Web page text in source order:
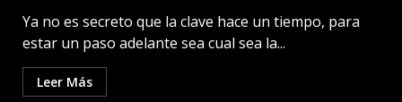
Ya no es secreto que la clave hace un tiempo, para
estar un paso adelante sea cual sea la...
Leer Más